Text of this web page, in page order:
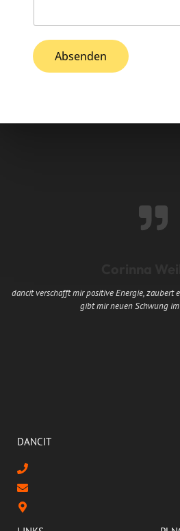
Absenden
dancit verschafft mir positive Energie, zaubert
gibt mir neuen Schwung
DANCIT